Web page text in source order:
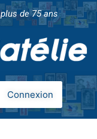
de 75 ans
Connexion